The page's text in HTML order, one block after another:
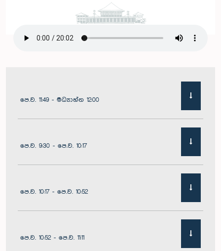
පෙ.ව. 11:49 - මධ්‍යාහ්න 12:00
පෙ.ව. 9:30 - පෙ.ව. 10:17
පෙ.ව. 10:17 - පෙ.ව. 10:52
පෙ.ව. 10:52 - පෙ.ව. 11:11